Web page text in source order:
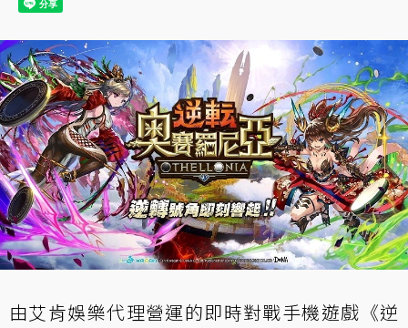
由艾肯娛樂代理營運的即時對戰手機遊戲《逆